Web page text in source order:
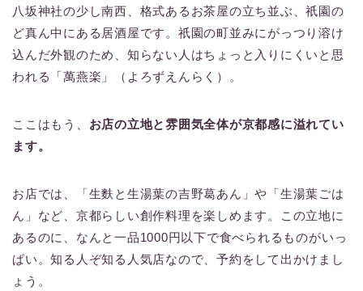
八坂神社の少し南西、格式あるお茶屋の立ち並ぶ、祇園の
ど真ん中にある居酒屋です。祇園の町並みにがっつり溶け
込んだ外観のため、知らない人はちょっと入りにくいと思
われる「萬燕楽」（よろずえんらく）。
ここはもう、 お店の立地と雰囲気全体が京都感に溢れてい
ます。
お店では、「生麩と生湯葉の吉野葛あん」や「生湯葉ごは
ん」など、京都らしい創作料理を楽しめます。この立地に
あるのに、なんと一品1000円以下で食べられるものがいっ
ぱい。知る人ぞ知る人気店なので、予約をして出かけまし
ょう。